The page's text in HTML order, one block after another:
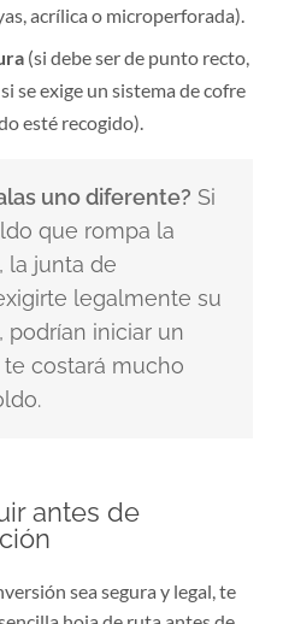
acrílica o microperforada).
(si debe ser de punto recto,
se exige un sistema de cofre
esté recogido).
uno diferente? Si
que rompa la
la junta de
legalmente su
podrían iniciar un
costará mucho
antes de
sea segura y legal, te
hoja de ruta antes de